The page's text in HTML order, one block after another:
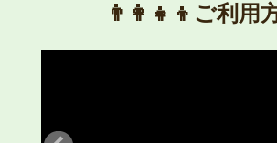
👨‍👩‍👧‍👦ご利用